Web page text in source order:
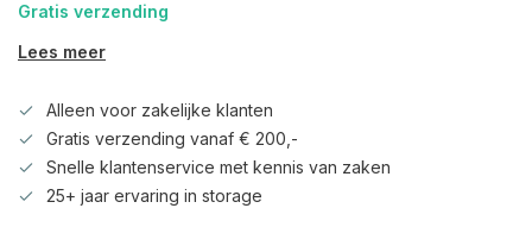
Gratis verzending
Lees meer
Alleen voor zakelijke klanten
Gratis verzending vanaf € 200,-
Snelle klantenservice met kennis van zaken
25+ jaar ervaring in storage